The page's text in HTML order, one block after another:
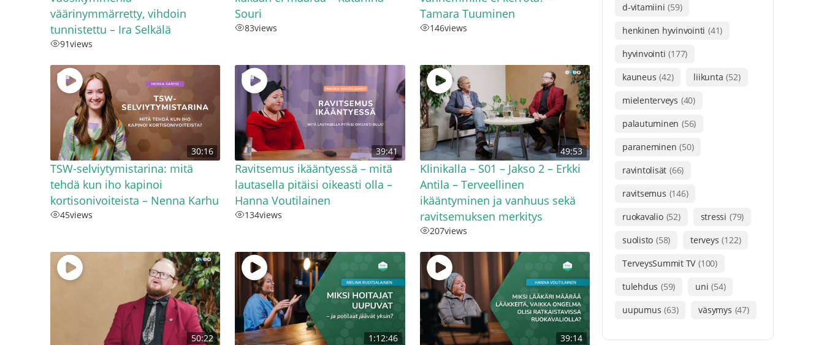
väärinymmärretty, vihdoin
tunnistettu – Ira Selkälä
91views
Souri
83views
Tamara Tuuminen
146views
30:16
TSW-selviytymistarina: mitä
tehdä kun iho kapinoi
kortisonivoiteista – Nenna Karhu
45views
39:41
Ravitsemus ikääntyessä – mitä
lautasella pitäisi oikeasti olla –
Hanna Voutilainen
134views
49:53
Klinikalla – S01 – Jakso 2 – Erkki
Antila – Terveellinen
ikääntyminen ja vanhuus sekä
ravitsemuksen merkitys
207views
50:22 1:12:46 39:14
d-vitamiini (59)
henkinen hyvinvointi (41)
hyvinvointi (177)
kauneus (42) liikunta (52)
mielenterveys (40)
palautuminen (56)
paraneminen (50)
ravintolisät (66)
ravitsemus (146)
ruokavalio (52) stressi (79)
suolisto (58) terveys (122)
TerveysSummit TV (100)
tulehdus (59) uni (54)
uupumus (63) väsymys (47)